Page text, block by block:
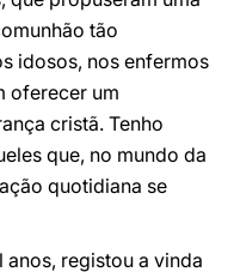
tão
idosos, nos enfermos
oferecer um
cristã. Tenho
que, no mundo da
quotidiana se
registou a vinda